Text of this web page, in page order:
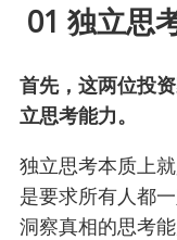
01 独立思
首先，这两位投
立思考能力。
独立思考本质上
是要求所有人都
洞察真相的思考